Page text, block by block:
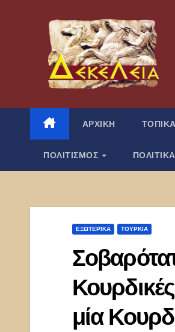
περιεχόμενο
ΑΡΧΙΚΗ ΤΟΠΙΚΑ
ΠΟΛΙΤΙΣΜΟΣ ΠΟΛΙΤΙΚΑ
ΕΞΩΤΕΡΙΚΑ ΤΟΥΡΚΊΑ
μία